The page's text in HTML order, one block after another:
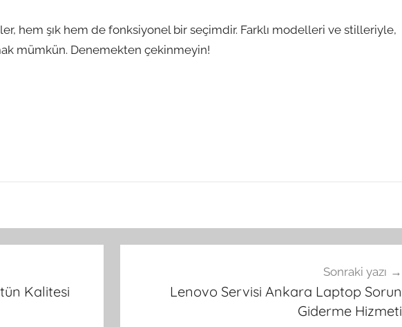
hem şık hem de fonksiyonel bir seçimdir. Farklı modelleri ve stilleriyle,
mümkün. Denemekten çekinmeyin!
Kalitesi
Sonraki yazı
Lenovo Servisi Ankara Laptop Sorun
Giderme Hizmeti